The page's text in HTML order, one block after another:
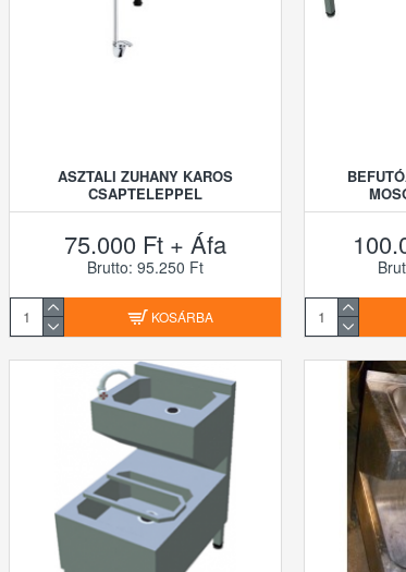
ASZTALI ZUHANY KAROS
CSAPTELEPPEL
75.000 Ft + Áfa
Brutto: 95.250 Ft
KOSÁRBA